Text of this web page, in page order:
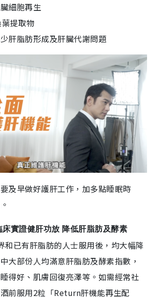
細胞再生
提取物
肝脂肪形成及肝臟代謝問題
及早做好護肝工作，加多點睡眠時
床實證健肝功放 降低肝脂肪及酵素
和已有肝脂肪的人士服用後，均大幅降
大部份人均滿意肝脂肪及酵素指數，
得好、肌膚回復亮澤等。如需經常社
前服用2粒「Return肝機能再生配